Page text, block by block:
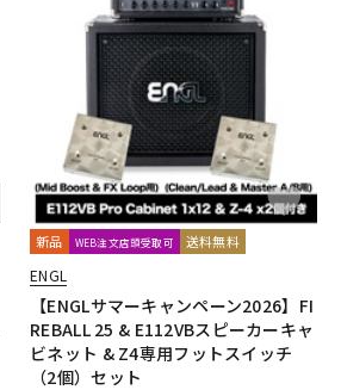
新品 WEB注文店頭受取可 送料無料
ENGL
【ENGLサマーキャンペーン2026】FI
REBALL 25 & E112VBスピーカーキャ
ビネット & Z4専用フットスイッチ
（2個）セット